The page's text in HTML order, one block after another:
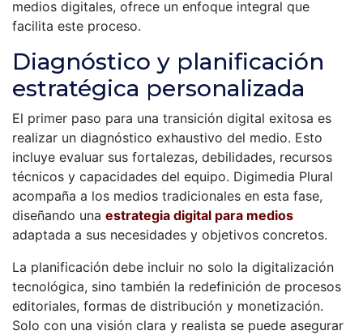
c
i
p
a
l
medios digitales, ofrece un enfoque integral que
facilita este proceso.
Diagnóstico y planificación
estratégica personalizada
El primer paso para una transición digital exitosa es
realizar un diagnóstico exhaustivo del medio. Esto
incluye evaluar sus fortalezas, debilidades, recursos
técnicos y capacidades del equipo. Digimedia Plural
acompaña a los medios tradicionales en esta fase,
diseñando una estrategia digital para medios
adaptada a sus necesidades y objetivos concretos.
La planificación debe incluir no solo la digitalización
tecnológica, sino también la redefinición de procesos
editoriales, formas de distribución y monetización.
Solo con una visión clara y realista se puede asegurar